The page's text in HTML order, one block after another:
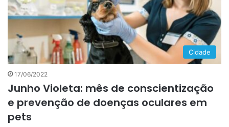
Cidade
17/06/2022
Junho Violeta: mês de conscientização
e prevenção de doenças oculares em
pets